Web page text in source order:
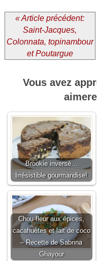
« Article précédent:
Saint-Jacques,
Colonnata, topinambour
et Poutargue
Vous avez
Brookie inversé…
Irrésistible gourmandise!
Chou-fleur aux épices,
cacahuètes et lait de coco
– Recette de Sabrina
Ghayour